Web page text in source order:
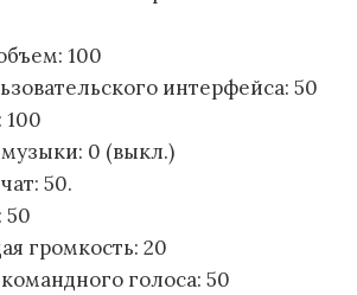
100
интерфейса: 50
100
0 (выкл.)
50.
громкость: 20
голоса: 50